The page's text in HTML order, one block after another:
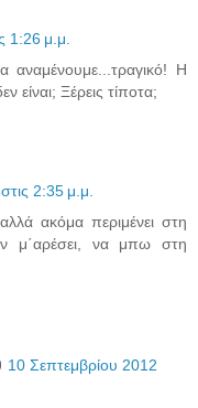
1:26 μ.μ.
αναμένουμε...τραγικό! Η
είναι; Ξέρεις τίποτα;
2:35 μ.μ.
ακόμα περιμένει στη
μ΄αρέσει, να μπω στη
10 Σεπτεμβρίου 2012